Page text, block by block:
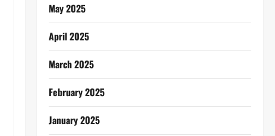
May 2025
April 2025
March 2025
February 2025
January 2025